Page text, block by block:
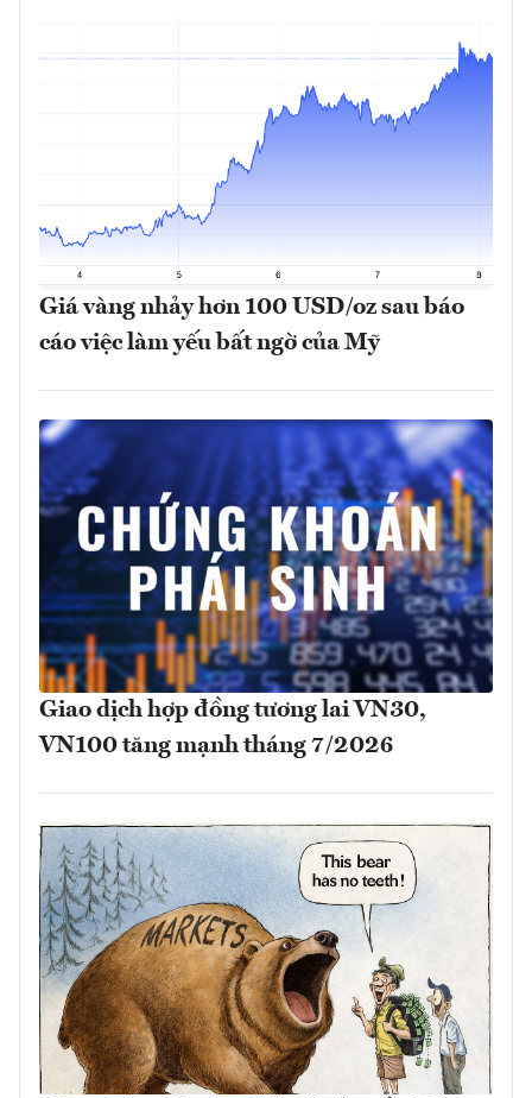
Giá vàng nhảy hơn 100 USD/oz sau báo
cáo việc làm yếu bất ngờ của Mỹ
Giao dịch hợp đồng tương lai VN30,
VN100 tăng mạnh tháng 7/2026